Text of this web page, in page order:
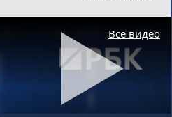
Все видео